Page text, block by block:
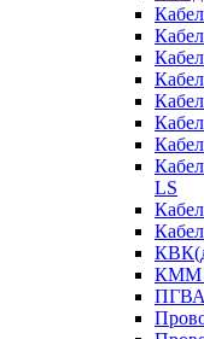
LS
КММ
ПГВА